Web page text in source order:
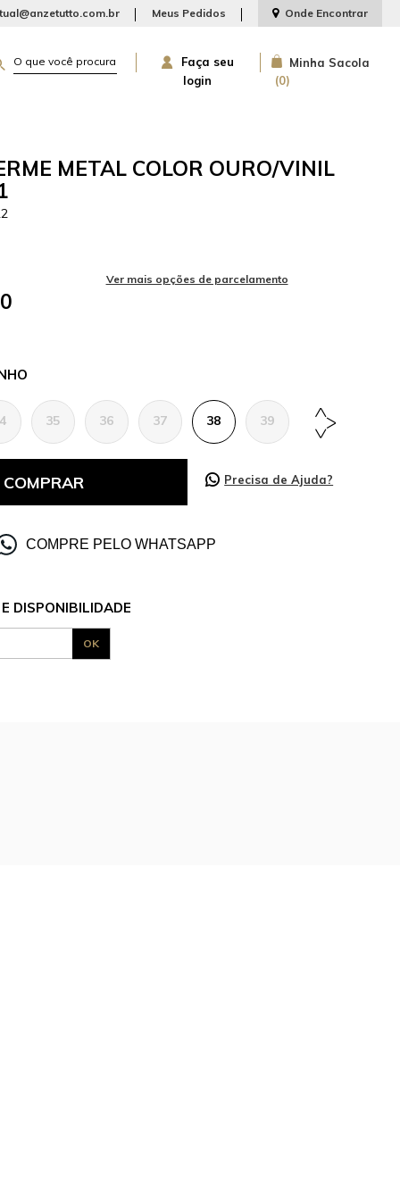
Meus Pedidos Onde Encontrar
Faça seu
login
Minha Sacola
0
METAL COLOR OURO/VINIL
35 36 37 38 39 40
COMPRAR Precisa de Ajuda?
COMPRE PELO WHATSAPP
DISPONIBILIDADE